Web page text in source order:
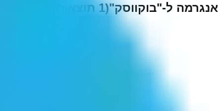
אנגרמה ל-"בוקווסק"
(
1תוצאות)